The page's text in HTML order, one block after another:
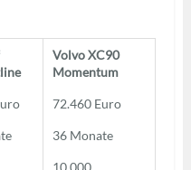
Volvo XC90
Momentum
72.460 Euro
36 Monate